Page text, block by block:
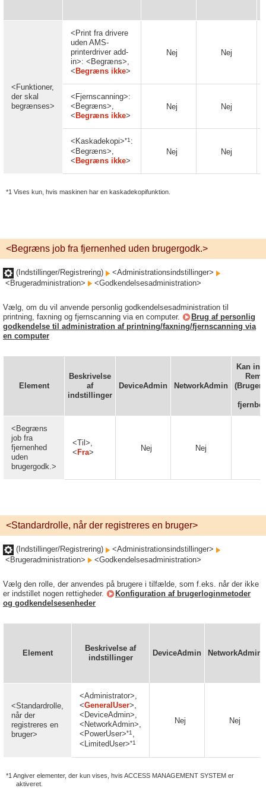
<Funktioner,
der skal
begrænses>
<Print fra drivere
uden AMS-
printerdriver add-
in>: <Begræns>,
< Begræns ikke>
Nej Nej
<Fjernscanning>:
<Begræns>,
< Begræns ikke>
Nej Nej
<Kaskadekopi>*1 :
<Begræns>,
< Begræns ikke>
Nej Nej
*1 Vises kun, hvis maskinen har en kaskadekopifunktion.
<Begræns job fra fjernenhed uden brugergodk.>
(Indstillinger/Registrering)
<Administrationsindstillinger>
<Brugeradministration>
<Godkendelsesadministration>
Vælg, om du vil anvende personlig godkendelsesadministration til
printning, faxning og fjernscanning via en computer.
Brug af personlig
godkendelse til administration af printning/faxning/fjernscanning via
en computer
Element
Beskrivelse
af
indstillinger
DeviceAdmin NetworkAdmin
Kan
<Begræns
job fra
fjernenhed
uden
brugergodk.>
<Til>,
< Fra> Nej Nej
<Standardrolle, når der registreres en bruger>
(Indstillinger/Registrering)
<Administrationsindstillinger>
<Brugeradministration>
<Godkendelsesadministration>
Vælg den rolle, der anvendes på brugere i tilfælde, som f.eks. når der ikke
er indstillet nogen rettigheder.
Konfiguration af brugerloginmetoder
og godkendelsesenheder
Element
Beskrivelse af
indstillinger
DeviceAdmin NetworkAdmin
<Standardrolle,
når der
registreres en
bruger>
<Administrator>,
<GeneralUser>,
<DeviceAdmin>,
<NetworkAdmin>,
<PowerUser>*1 ,
<LimitedUser>*1
Nej Nej
*1 Angiver elementer, der kun vises, hvis ACCESS MANAGEMENT SYSTEM er
aktiveret.